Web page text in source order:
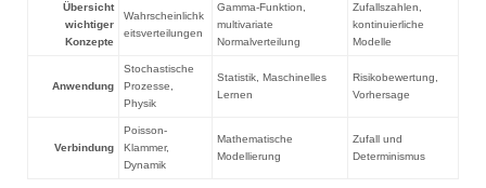
Übersicht
wichtiger
Konzepte
Wahrscheinlichk
eitsverteilungen
Gamma-Funktion,
multivariate
Normalverteilung
Zufallszahlen,
kontinuierliche
Modelle
Anwendung
Stochastische
Prozesse,
Physik
Statistik, Maschinelles
Lernen
Risikobewertung,
Vorhersage
Verbindung
Poisson-
Klammer,
Dynamik
Mathematische
Modellierung
Zufall und
Determinismus